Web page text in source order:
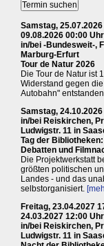
Samstag,
09.08.2026 00:00 Uhr
in/bei -Bundesweit-,
Marburg-Erfurt
Tour de Natur 2026
Die Tour de Natur ist
Widerstand gegen
Autobahn" entstanden.
Samstag,
in/bei Reiskirchen,
Ludwigstr. 11 in
Tag der
Debatten und
Die Projektwerkstatt
größten politischen
Landes - und das
selbstorganisiert.
Freitag, 23.04.2027
24.03.2027 12:00 Uhr
in/bei Reiskirchen,
Ludwigstr. 11 in